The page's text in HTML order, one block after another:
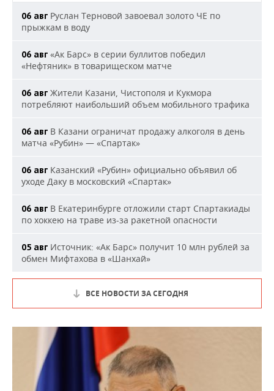
06 авг Руслан Терновой завоевал золото ЧЕ по
прыжкам в воду
06 авг «Ак Барс» в серии буллитов победил
«Нефтяник» в товарищеском матче
06 авг Жители Казани, Чистополя и Кукмора
потребляют наибольший объем мобильного трафика
06 авг В Казани ограничат продажу алкоголя в день
матча «Рубин» — «Спартак»
06 авг Казанский «Рубин» официально объявил об
уходе Даку в московский «Спартак»
06 авг В Екатеринбурге отложили старт Спартакиады
по хоккею на траве из-за ракетной опасности
05 авг Источник: «Ак Барс» получит 10 млн рублей за
обмен Мифтахова в «Шанхай»
ВСЕ НОВОСТИ ЗА СЕГОДНЯ